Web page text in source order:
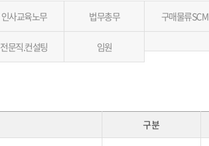
인사교육노무 법무총무 구매물류SCM
전문직.컨설팅 임원
구분